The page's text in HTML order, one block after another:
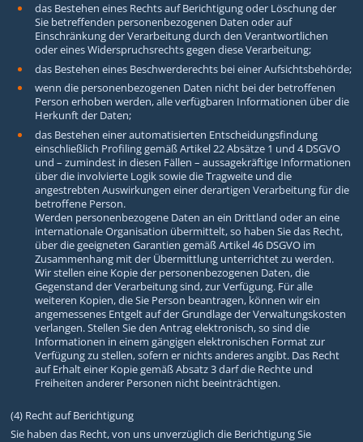
das Bestehen eines Rechts auf Berichtigung oder Löschung der
Sie betreffenden personenbezogenen Daten oder auf
Einschränkung der Verarbeitung durch den Verantwortlichen
oder eines Widerspruchsrechts gegen diese Verarbeitung;
das Bestehen eines Beschwerderechts bei einer Aufsichtsbehörde;
wenn die personenbezogenen Daten nicht bei der betroffenen
Person erhoben werden, alle verfügbaren Informationen über die
Herkunft der Daten;
das Bestehen einer automatisierten Entscheidungsfindung
einschließlich Profiling gemäß Artikel 22 Absätze 1 und 4 DSGVO
und – zumindest in diesen Fällen – aussagekräftige Informationen
über die involvierte Logik sowie die Tragweite und die
angestrebten Auswirkungen einer derartigen Verarbeitung für die
betroffene Person.
Werden personenbezogene Daten an ein Drittland oder an eine
internationale Organisation übermittelt, so haben Sie das Recht,
über die geeigneten Garantien gemäß Artikel 46 DSGVO im
Zusammenhang mit der Übermittlung unterrichtet zu werden.
Wir stellen eine Kopie der personenbezogenen Daten, die
Gegenstand der Verarbeitung sind, zur Verfügung. Für alle
weiteren Kopien, die Sie Person beantragen, können wir ein
angemessenes Entgelt auf der Grundlage der Verwaltungskosten
verlangen. Stellen Sie den Antrag elektronisch, so sind die
Informationen in einem gängigen elektronischen Format zur
Verfügung zu stellen, sofern er nichts anderes angibt. Das Recht
auf Erhalt einer Kopie gemäß Absatz 3 darf die Rechte und
Freiheiten anderer Personen nicht beeinträchtigen.
(4) Recht auf Berichtigung
Sie haben das Recht, von uns unverzüglich die Berichtigung Sie